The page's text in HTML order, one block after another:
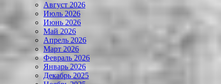
Август 2026
Июль 2026
Июнь 2026
Май 2026
Апрель 2026
Март 2026
Февраль 2026
Январь 2026
Декабрь 2025